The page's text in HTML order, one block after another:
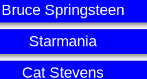
Bruce Springsteen
Starmania
Cat Stevens